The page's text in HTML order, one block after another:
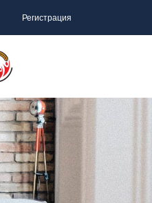
Регистрация